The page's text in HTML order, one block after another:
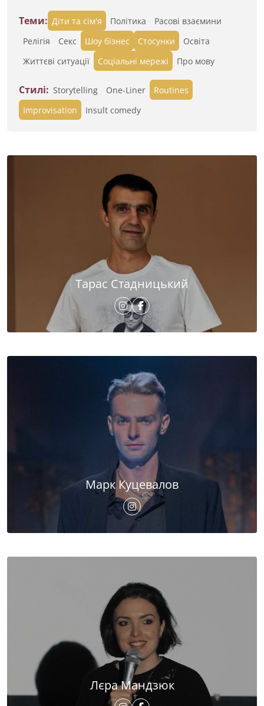
Теми: Діти та сім'я Політика
Расові взаємини
Релігія
Секс Шоу бізнес Стосунки
Освіта
Життєві ситуації
Cоціальні мережі Про мову
Стилі: Storytelling One-Liner
Routines
Improvisation
Insult comedy
Тарас Стадницький
Марк Куцевалов
Лєра Мандзюк